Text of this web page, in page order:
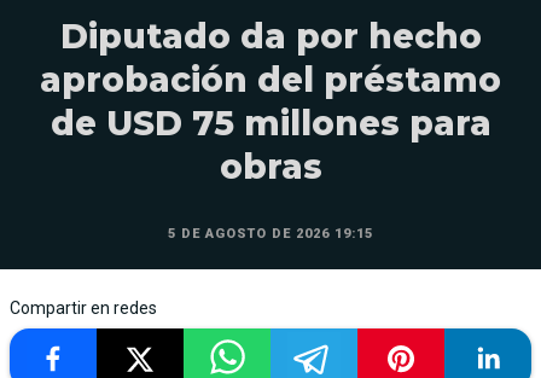
Diputado da por hecho
aprobación del préstamo
de USD 75 millones para
obras
5 DE AGOSTO DE 2026 19:15
Compartir en redes